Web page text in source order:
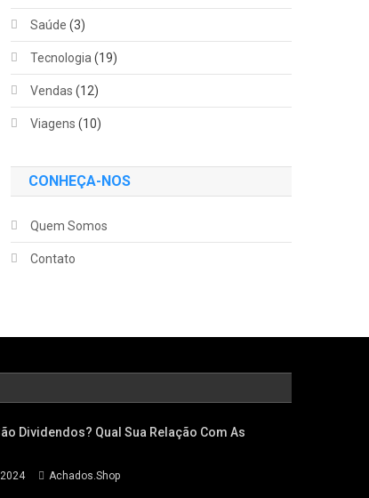
Saúde (3)
Tecnologia (19)
Vendas (12)
Viagens (10)
CONHEÇA-NOS
Quem Somos
Contato
Dividendos? Qual Sua Relação Com As
Achados.Shop